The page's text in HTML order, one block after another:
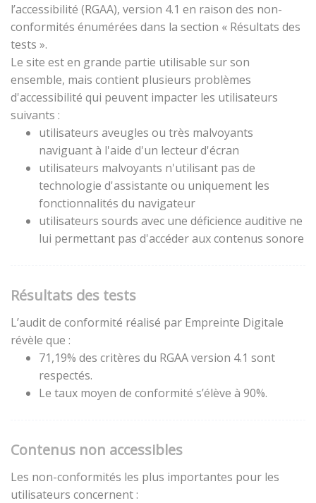
l’accessibilité (RGAA), version 4.1 en raison des non-
conformités énumérées dans la section « Résultats des
tests ».
Le site est en grande partie utilisable sur son
ensemble, mais contient plusieurs problèmes
d'accessibilité qui peuvent impacter les utilisateurs
suivants :
utilisateurs aveugles ou très malvoyants
naviguant à l'aide d'un lecteur d'écran
utilisateurs malvoyants n'utilisant pas de
technologie d'assistante ou uniquement les
fonctionnalités du navigateur
utilisateurs sourds avec une déficience auditive ne
lui permettant pas d'accéder aux contenus sonore
Résultats des tests
L’audit de conformité réalisé par Empreinte Digitale
révèle que :
71,19% des critères du RGAA version 4.1 sont
respectés.
Le taux moyen de conformité s’élève à 90%.
Contenus non accessibles
Les non-conformités les plus importantes pour les
utilisateurs concernent :